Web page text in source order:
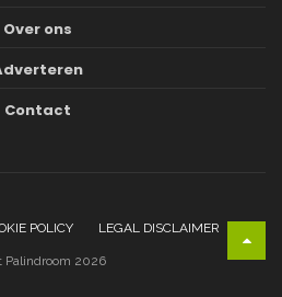
Over ons
Contact
POLICY LEGAL DISCLAIMER
2026